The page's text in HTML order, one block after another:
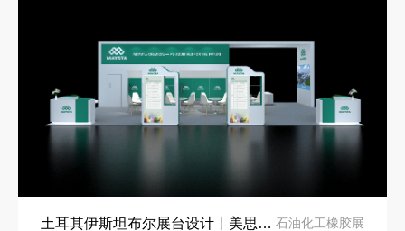
土耳其伊斯坦布尔展台设计丨美思德创新产品，打造聚氨酯行业标杆 石油化工橡胶展